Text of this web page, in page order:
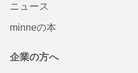
ニュース
minneの本
企業の方へ